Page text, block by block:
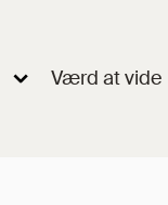
Værd at vide